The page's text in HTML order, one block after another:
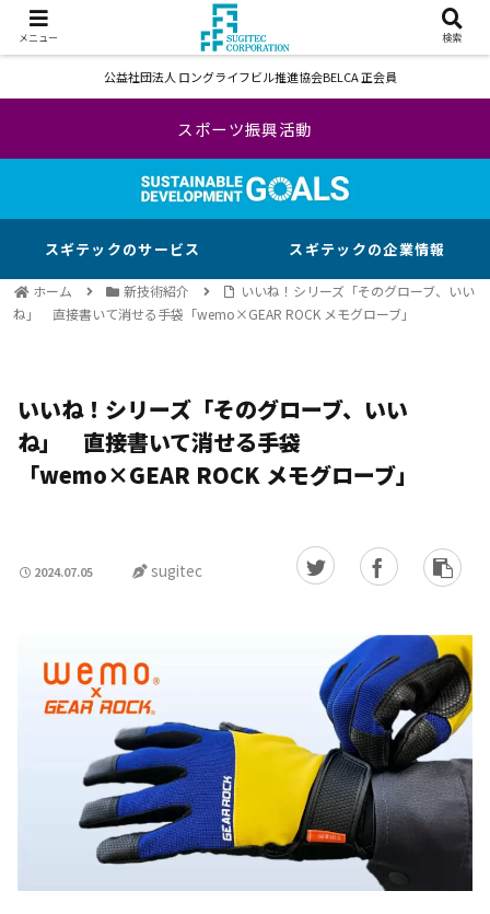
公益社団法人 ロングライフビル推進協会BELCA 正会員
スポーツ振興活動
スギテックのサービス スギテックの企業情報
ホーム 新技術紹介
いいね！シリーズ「そのグローブ、いい
ね」 直接書いて消せる手袋「wemo×GEAR ROCK メモグローブ」
いいね！シリーズ「そのグローブ、いい
ね」 直接書いて消せる手袋
「wemo×GEAR ROCK メモグローブ」
2024.07.05 sugitec
メニュー 検索